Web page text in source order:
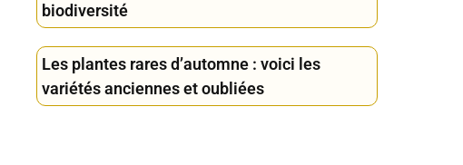
biodiversité
Les plantes rares d’automne : voici les
variétés anciennes et oubliées